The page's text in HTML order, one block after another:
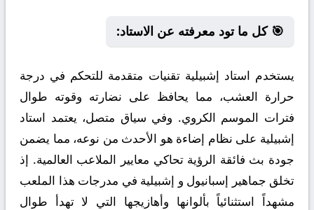
🎯 كل ما تود معرفته عن الاستاد:
يستخدم استاد إشبيلية تقنيات متقدمة للتحكم في درجة
حرارة العشب، مما يحافظ على نضارته وقوته طوال
فترات الموسم الكروي. وفي سياق متصل، يعتمد استاد
إشبيلية على نظام إضاءة هو الأحدث من نوعه، مما يضمن
جودة بث فائقة الرؤية تحاكي معايير الملاعب العالمية. إذ
تخلق جماهير إسبانيول و إشبيلية في مدرجات هذا الملعب
مشهداً استثنائياً بألوانها وأهازيجها التي لا تهدأ طوال